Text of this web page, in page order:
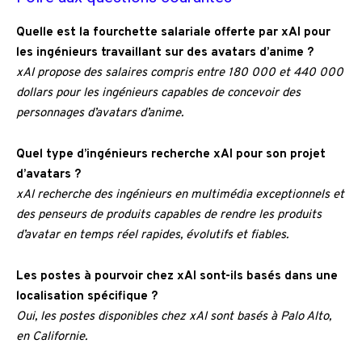
Quelle est la fourchette salariale offerte par xAI pour
les ingénieurs travaillant sur des avatars d’anime ?
xAI propose des salaires compris entre 180 000 et 440 000
dollars pour les ingénieurs capables de concevoir des
personnages d’avatars d’anime.
Quel type d’ingénieurs recherche xAI pour son projet
d’avatars ?
xAI recherche des ingénieurs en multimédia exceptionnels et
des penseurs de produits capables de rendre les produits
d’avatar en temps réel rapides, évolutifs et fiables.
Les postes à pourvoir chez xAI sont-ils basés dans une
localisation spécifique ?
Oui, les postes disponibles chez xAI sont basés à Palo Alto,
en Californie.